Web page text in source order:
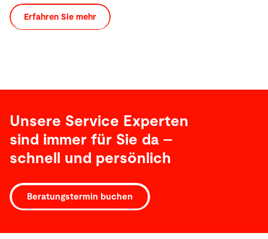
Erfahren Sie mehr
Unsere Service Experten
sind immer für Sie da –
schnell und persönlich
Beratungstermin buchen